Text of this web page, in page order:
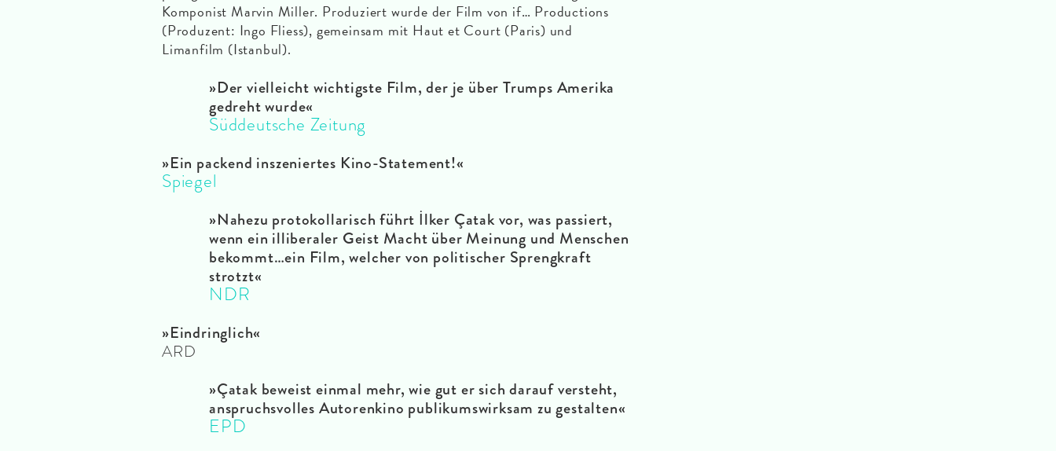
Komponist Marvin Miller. Produziert wurde der Film von if… Productions
(Produzent: Ingo Fliess), gemeinsam mit Haut et Court (Paris) und
Limanfilm (Istanbul).
»Der vielleicht wichtigste Film, der je über Trumps Amerika
gedreht wurde«
Süddeutsche Zeitung
»Ein packend inszeniertes Kino-Statement!«
Spiegel
»Nahezu protokollarisch führt İlker Çatak vor, was passiert,
wenn ein illiberaler Geist Macht über Meinung und Menschen
bekommt…ein Film, welcher von politischer Sprengkraft
strotzt«
NDR
»Eindringlich«
ARD
»Çatak beweist einmal mehr, wie gut er sich darauf versteht,
anspruchsvolles Autorenkino publikumswirksam zu gestalten«
EPD